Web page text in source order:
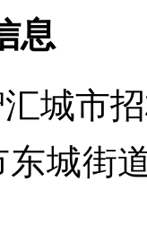
息
城市
东城街